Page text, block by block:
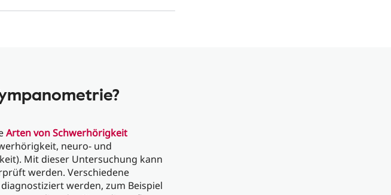
Arten von Schwerhörigkeit
neuro- und
Mit dieser Untersuchung kann
werden. Verschiedene
werden, zum Beispiel